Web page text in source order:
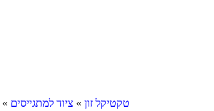
טקטיקל זון » ציוד למתגייסים »